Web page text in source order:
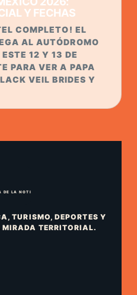
Y FECHAS
COMPLETO! EL
AL AUTÓDROMO
12 Y 13 DE
PARA VER A PAPA
VEIL BRIDES Y
TURISMO, DEPORTES Y
TERRITORIAL.